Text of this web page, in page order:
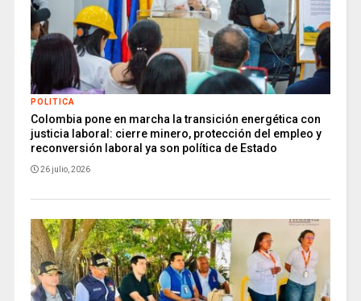
POLITICA
Colombia pone en marcha la transición energética con
justicia laboral: cierre minero, protección del empleo y
reconversión laboral ya son política de Estado
26 julio, 2026